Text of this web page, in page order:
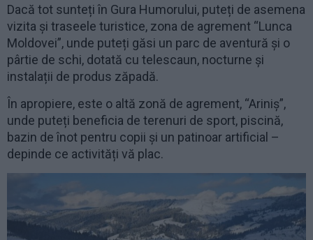
Dacă tot sunteți în Gura Humorului, puteți de asemena
vizita și traseele turistice, zona de agrement “Lunca
Moldovei”, unde puteți găsi un parc de aventură și o
pârtie de schi, dotată cu telescaun, nocturne și
instalații de produs zăpadă.
În apropiere, este o altă zonă de agrement, “Ariniș”,
unde puteți beneficia de terenuri de sport, piscină,
bazin de înot pentru copii și un patinoar artificial –
depinde ce activități vă plac.